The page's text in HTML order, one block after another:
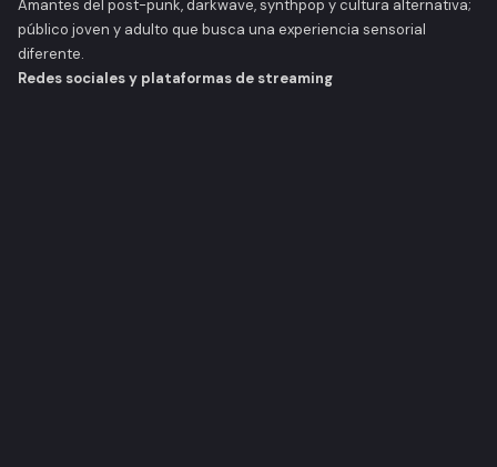
Amantes del post-punk, darkwave, synthpop y cultura alternativa;
público joven y adulto que busca una experiencia sensorial
diferente.
Redes sociales y plataformas de streaming